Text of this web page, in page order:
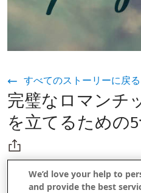
すべてのストーリーに戻る
完璧なロマンチ
を立てるための
We’d love your help to
and provide the best